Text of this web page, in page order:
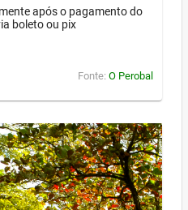
após o pagamento do
boleto ou pix
Fonte: O Perobal